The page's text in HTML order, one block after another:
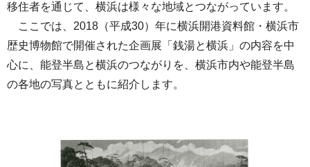
移住者を通じて、横浜は様々な地域とつながっています。
ここでは、2018（平成30）年に横浜開港資料館・横浜市
歴史博物館で開催された企画展「銭湯と横浜」の内容を中
心に、能登半島と横浜のつながりを、横浜市内や能登半島
の各地の写真とともに紹介します。